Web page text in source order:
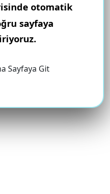
otomatik
sayfaya
Sayfaya Git